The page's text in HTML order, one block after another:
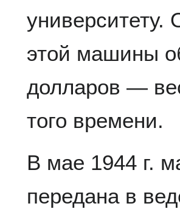
университету.
этой машины
долларов —
того времени.
В мае 1944 г.
передана в